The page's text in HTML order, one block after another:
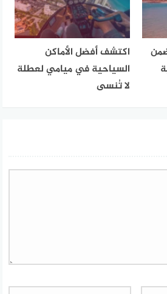
اكتشف أفضل الأماكن
السياحية في ميامي لعطلة
لا تُنسى